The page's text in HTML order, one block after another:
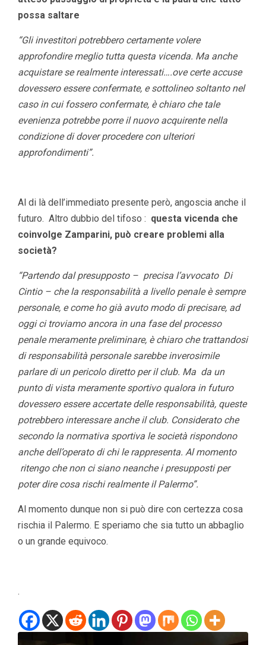
possa saltare
“Gli investitori potrebbero certamente volere
approfondire meglio tutta questa vicenda. Ma anche
acquistare se realmente interessati….ove certe accuse
dovessero essere confermate, e sottolineo soltanto nel
caso in cui fossero confermate, è chiaro che tale
evenienza potrebbe porre il nuovo acquirente nella
condizione di dover procedere con ulteriori
approfondimenti”.
Al di là dell’immediato presente però, angoscia anche il
futuro. Altro dubbio del tifoso : questa vicenda che
coinvolge Zamparini, può creare problemi alla
società?
“Partendo dal presupposto – precisa l’avvocato Di
Cintio – che la responsabilità a livello penale è sempre
personale, e come ho già avuto modo di precisare, ad
oggi ci troviamo ancora in una fase del processo
penale meramente preliminare, è chiaro che trattandosi
di responsabilità personale sarebbe inverosimile
parlare di un pericolo diretto per il club. Ma da un
punto di vista meramente sportivo qualora in futuro
dovessero essere accertate delle responsabilità, queste
potrebbero interessare anche il club. Considerato che
secondo la normativa sportiva le società rispondono
anche dell’operato di chi le rappresenta. Al momento
ritengo che non ci siano neanche i presupposti per
poter dire cosa rischi realmente il Palermo”.
Al momento dunque non si può dire con certezza cosa
rischia il Palermo. E speriamo che sia tutto un abbaglio
o un grande equivoco.
.